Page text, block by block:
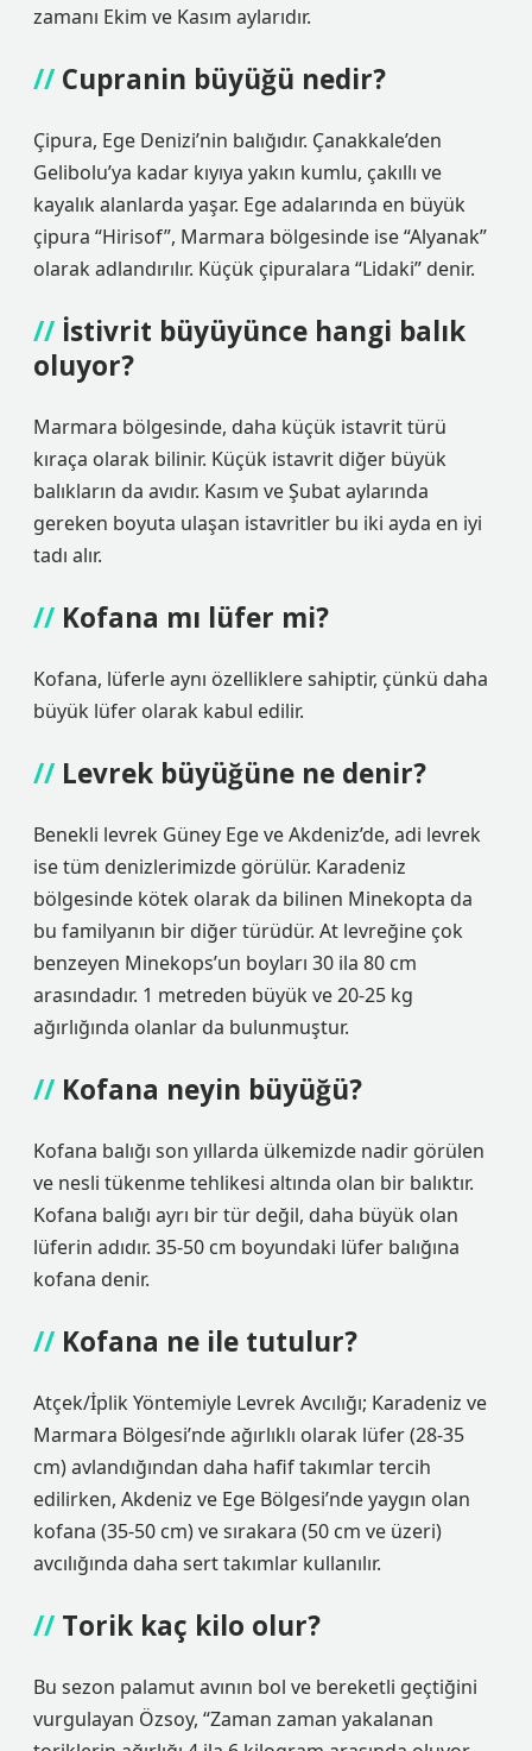
zamanı Ekim ve Kasım aylarıdır.
Cupranin büyüğü nedir?
Çipura, Ege Denizi’nin balığıdır. Çanakkale’den
Gelibolu’ya kadar kıyıya yakın kumlu, çakıllı ve
kayalık alanlarda yaşar. Ege adalarında en büyük
çipura “Hirisof”, Marmara bölgesinde ise “Alyanak”
olarak adlandırılır. Küçük çipuralara “Lidaki” denir.
İstivrit büyüyünce hangi balık
oluyor?
Marmara bölgesinde, daha küçük istavrit türü
kıraça olarak bilinir. Küçük istavrit diğer büyük
balıkların da avıdır. Kasım ve Şubat aylarında
gereken boyuta ulaşan istavritler bu iki ayda en iyi
tadı alır.
Kofana mı lüfer mi?
Kofana, lüferle aynı özelliklere sahiptir, çünkü daha
büyük lüfer olarak kabul edilir.
Levrek büyüğüne ne denir?
Benekli levrek Güney Ege ve Akdeniz’de, adi levrek
ise tüm denizlerimizde görülür. Karadeniz
bölgesinde kötek olarak da bilinen Minekopta da
bu familyanın bir diğer türüdür. At levreğine çok
benzeyen Minekops’un boyları 30 ila 80 cm
arasındadır. 1 metreden büyük ve 20-25 kg
ağırlığında olanlar da bulunmuştur.
Kofana neyin büyüğü?
Kofana balığı son yıllarda ülkemizde nadir görülen
ve nesli tükenme tehlikesi altında olan bir balıktır.
Kofana balığı ayrı bir tür değil, daha büyük olan
lüferin adıdır. 35-50 cm boyundaki lüfer balığına
kofana denir.
Kofana ne ile tutulur?
Atçek/İplik Yöntemiyle Levrek Avcılığı; Karadeniz ve
Marmara Bölgesi’nde ağırlıklı olarak lüfer (28-35
cm) avlandığından daha hafif takımlar tercih
edilirken, Akdeniz ve Ege Bölgesi’nde yaygın olan
kofana (35-50 cm) ve sırakara (50 cm ve üzeri)
avcılığında daha sert takımlar kullanılır.
Torik kaç kilo olur?
Bu sezon palamut avının bol ve bereketli geçtiğini
vurgulayan Özsoy, “Zaman zaman yakalanan